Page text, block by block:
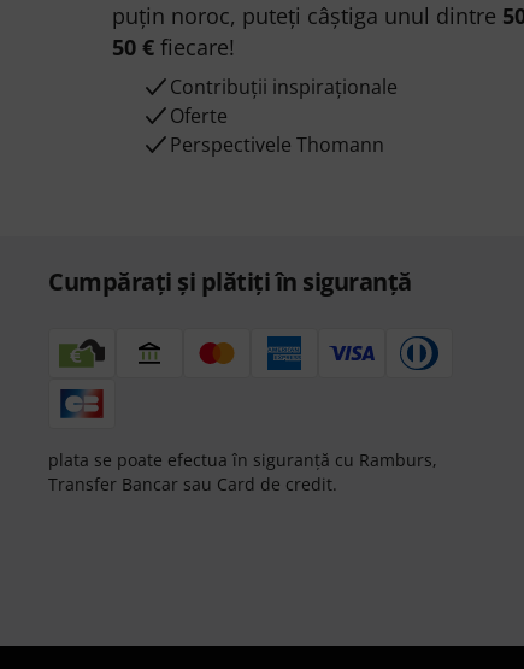
puțin noroc, puteți câștiga unul dintre
50 €fiecare!
Contribuții inspiraționale
Oferte
Perspectivele Thomann
Cumpărați și plătiți în siguranță
plata se poate efectua în siguranță cu Ramburs,
Transfer Bancar sau Card de credit.